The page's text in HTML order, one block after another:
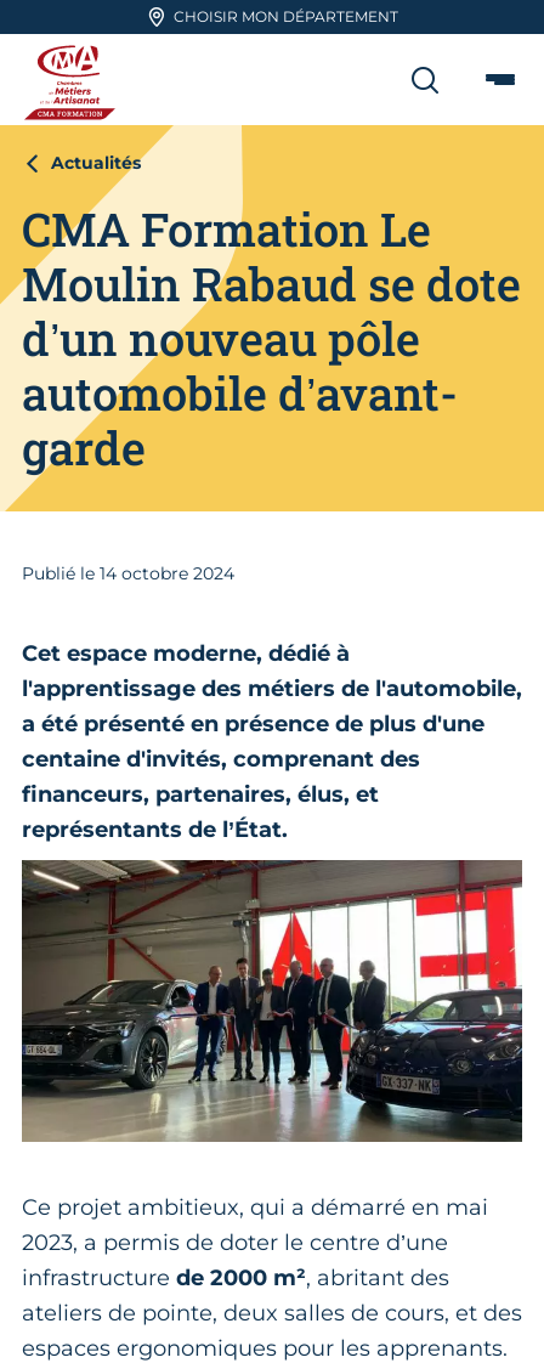
Aller en haut de pageCHOISIR MON DÉPARTEMENT
CMA FORMATION
Actualités
CMA Formation Le
Moulin Rabaud se dote
d’un nouveau pôle
automobile d’avant-
garde
Publié le 14 octobre 2024
Cet espace moderne, dédié à
l'apprentissage des métiers de l'automobile,
a été présenté en présence de plus d'une
centaine d'invités, comprenant des
financeurs, partenaires, élus, et
représentants de l’État.
Ce projet ambitieux, qui a démarré en mai
2023, a permis de doter le centre d’une
infrastructure de 2000 m², abritant des
ateliers de pointe, deux salles de cours, et des
espaces ergonomiques pour les apprenants.